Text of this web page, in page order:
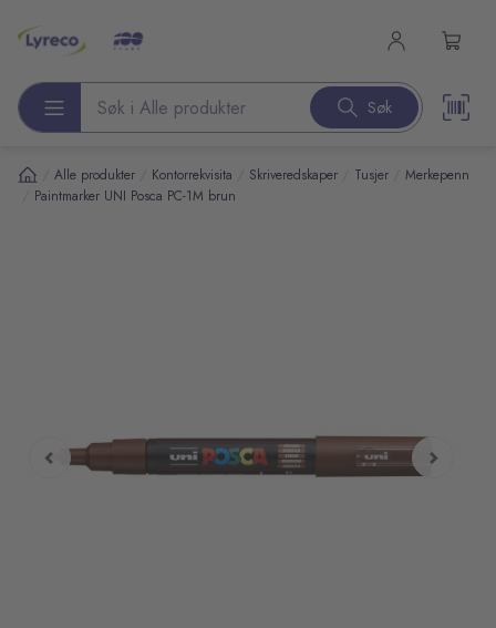
Søk etter produkter Søk
Alle produkter Kontorrekvisita Skriveredskaper Tusjer Merkepenn
Paintmarker UNI Posca PC-1M brun